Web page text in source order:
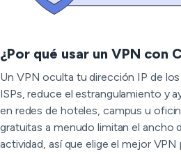
¿Por qué usar un VPN con
Un VPN oculta tu dirección IP de
ISPs, reduce el estrangulamiento y
en redes de hoteles, campus u
gratuitas a menudo limitan el ancho
actividad, así que elige el mejor VPN